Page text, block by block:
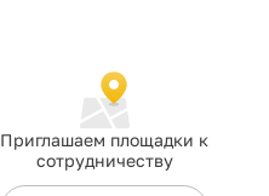
Приглашаем площадки к
сотрудничеству